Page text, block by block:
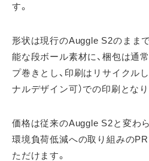
す。
形状は現行のAuggle S2のまま
能な段ボール素材に、梱包は通
プ巻きとし、印刷はリサイクル
ナルデザイン可）での印刷となり
価格は従来のAuggle S2と変わ
環境負荷低減への取り組みの
ただけます。